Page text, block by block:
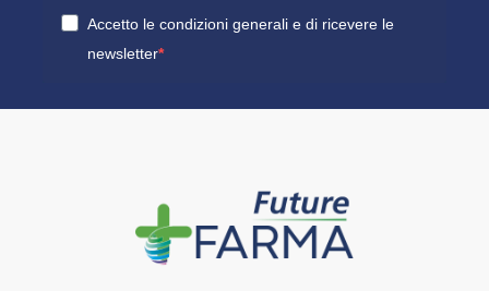
Accetto le condizioni generali e di ricevere le
newsletter